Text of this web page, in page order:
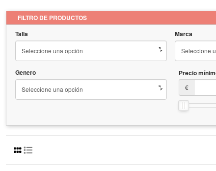
FILTRO DE PRODUCTOS
Talla
Marca
Genero Precio
€